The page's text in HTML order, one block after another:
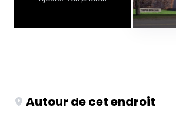
Autour de cet endroit